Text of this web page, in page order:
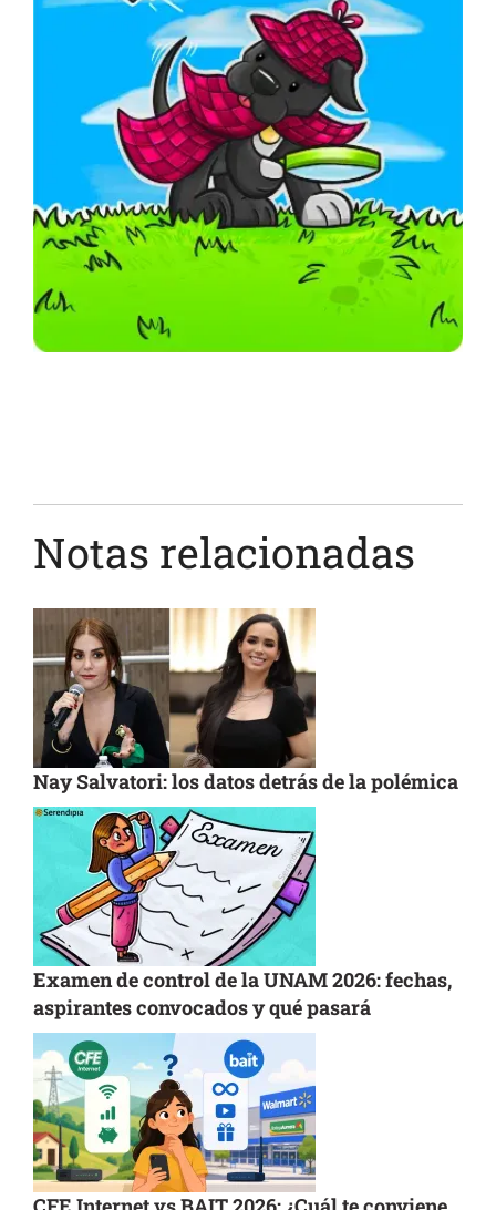
Notas relacionadas
Nay Salvatori: los datos detrás de la polémica
Examen de control de la UNAM 2026: fechas,
aspirantes convocados y qué pasará